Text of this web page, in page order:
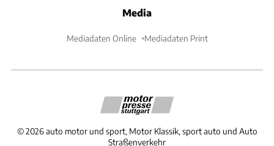
Media
Mediadaten Online Mediadaten Print
©2026 auto motor und sport, Motor Klassik, sport auto und Auto
Straßenverkehr